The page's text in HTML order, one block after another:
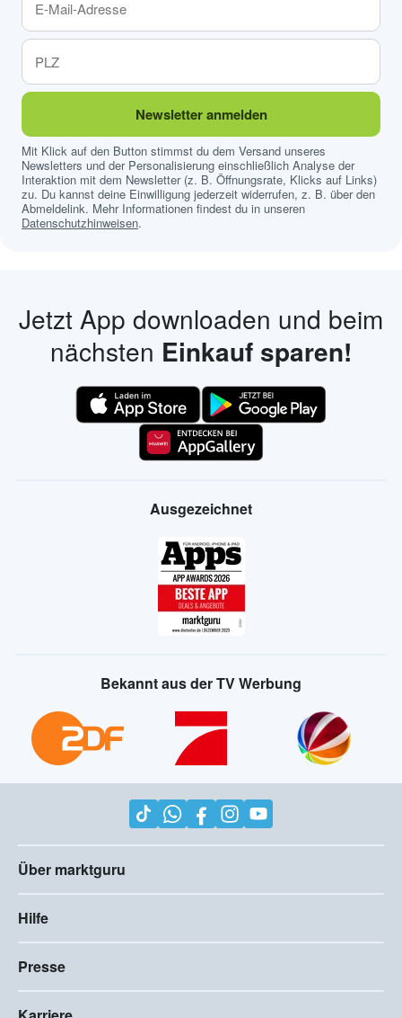
Newsletter anmelden
Mit Klick auf den Button stimmst du dem Versand unseres
Newsletters und der Personalisierung einschließlich Analyse der
Interaktion mit dem Newsletter (z. B. Öffnungsrate, Klicks auf Links)
zu. Du kannst deine Einwilligung jederzeit widerrufen, z. B. über den
Abmeldelink. Mehr Informationen findest du in unseren
Datenschutzhinweisen.
Jetzt App downloaden und beim
nächsten Einkauf sparen!
Ausgezeichnet
Bekannt aus der TV Werbung
Über marktguru
Hilfe
Presse